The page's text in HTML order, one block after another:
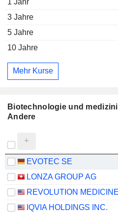
3 Jahre
5 Jahre
10 Jahre
Mehr Kurse
Biotechnologie und
Andere
EVOTEC SE
LONZA GROUP AG
IQVIA HOLDINGS INC.